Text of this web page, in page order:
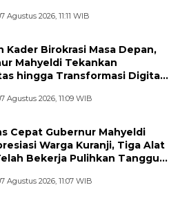
Agustus 2026, 11:11 WIB
Kader Birokrasi Masa Depan,
Mahyeldi Tekankan
hingga Transformasi Digital
Agustus 2026, 11:09 WIB
Cepat Gubernur Mahyeldi
Warga Kuranji, Tiga Alat
Bekerja Pulihkan Tanggul
Agustus 2026, 11:07 WIB